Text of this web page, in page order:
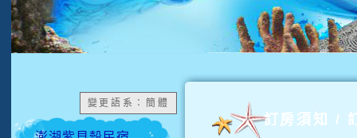
變更語系：簡體
訂房須知 / 訂